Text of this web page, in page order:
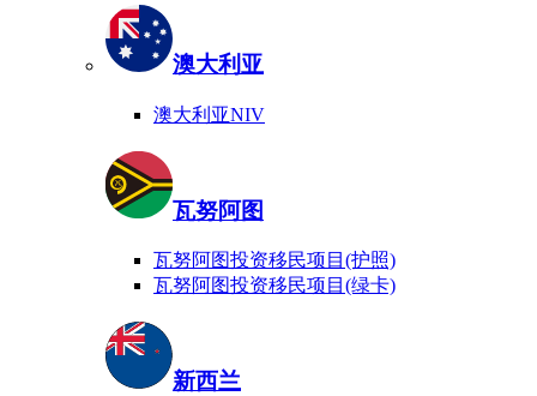
澳大利亚
澳大利亚NIV
瓦努阿图
瓦努阿图投资移民项目(护照)
瓦努阿图投资移民项目(绿卡)
新西兰